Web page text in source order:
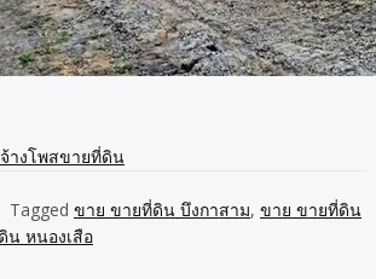
างโพสขายที่ดิน
Tagged ขาย ขายที่ดิน บึงกาสาม, ขาย ขายที่ดิน
น หนองเสือ